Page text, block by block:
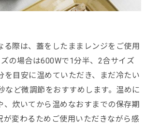
る際は、蓋をしたままレンジをご使用
の場合は600Wで1分半、2合サイズ
を目安に温めていただき、まだ冷たい
など微調節をおすすめします。温めに
、炊いてから温めなおすまでの保存期
が変わるためご使用いただきながら感